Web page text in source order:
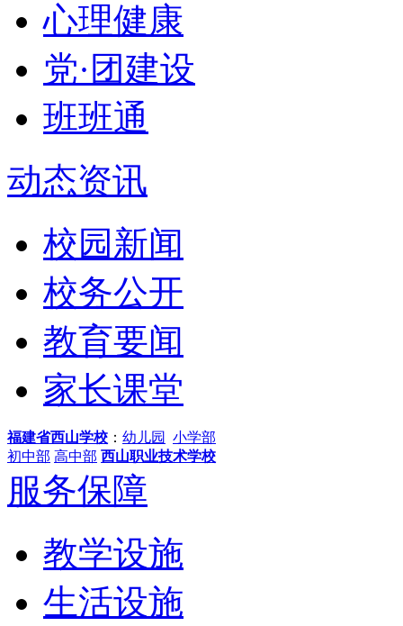
心理健康
党·团建设
班班通
动态资讯
校园新闻
校务公开
教育要闻
家长课堂
福建省西山学校 ： 幼儿园
小学部
初中部 高中部 西山职业技术学校
服务保障
教学设施
生活设施